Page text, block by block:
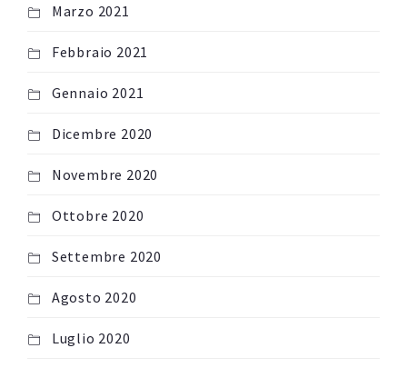
Marzo 2021
Febbraio 2021
Gennaio 2021
Dicembre 2020
Novembre 2020
Ottobre 2020
Settembre 2020
Agosto 2020
Luglio 2020